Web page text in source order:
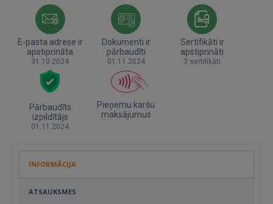
E-pasta adrese ir
apstiprināta
31.10.2024
Dokumenti ir
pārbaudīti
01.11.2024
Sertifikāti ir
apstiprināti
3 sertifikāti
Pārbaudīts
izpildītājs
01.11.2024
Pieņemu karšu
maksājumus
INFORMĀCIJA
ATSAUKSMES